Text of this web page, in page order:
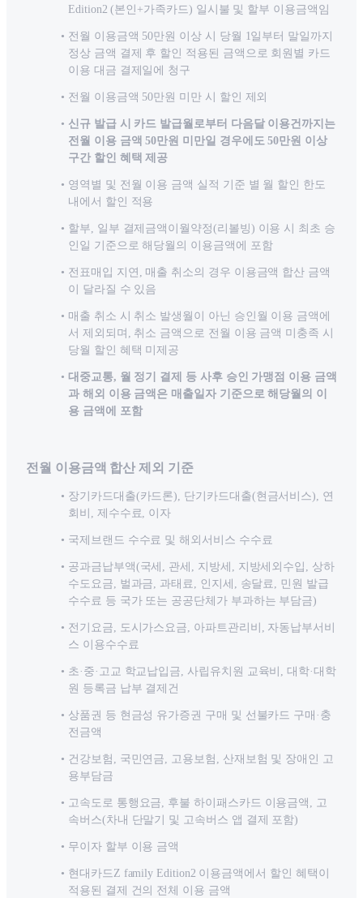
Edition2 (본인+가족카드) 일시불 및 할부 이용금액임
전월 이용금액 50만원 이상 시 당월 1일부터 말일까지
정상 금액 결제 후 할인 적용된 금액으로 회원별 카드
이용 대금 결제일에 청구
전월 이용금액 50만원 미만 시 할인 제외
신규 발급 시 카드 발급월로부터 다음달 이용건까지는
전월 이용 금액 50만원 미만일 경우에도 50만원 이상
구간 할인 혜택 제공
영역별 및 전월 이용 금액 실적 기준 별 월 할인 한도
내에서 할인 적용
할부, 일부 결제금액이월약정(리볼빙) 이용 시 최초 승
인일 기준으로 해당월의 이용금액에 포함
전표매입 지연, 매출 취소의 경우 이용금액 합산 금액
이 달라질 수 있음
매출 취소 시 취소 발생월이 아닌 승인월 이용 금액에
서 제외되며, 취소 금액으로 전월 이용 금액 미충족 시
당월 할인 혜택 미제공
대중교통, 월 정기 결제 등 사후 승인 가맹점 이용 금액
과 해외 이용 금액은 매출일자 기준으로 해당월의 이
용 금액에 포함
전월 이용금액 합산 제외 기준
장기카드대출(카드론), 단기카드대출(현금서비스), 연
회비, 제수수료, 이자
국제브랜드 수수료 및 해외서비스 수수료
공과금납부액(국세, 관세, 지방세, 지방세외수입, 상하
수도요금, 벌과금, 과태료, 인지세, 송달료, 민원 발급
수수료 등 국가 또는 공공단체가 부과하는 부담금)
전기요금, 도시가스요금, 아파트관리비, 자동납부서비
스 이용수수료
초·중·고교 학교납입금, 사립유치원 교육비, 대학·대학
원 등록금 납부 결제건
상품권 등 현금성 유가증권 구매 및 선불카드 구매·충
전금액
건강보험, 국민연금, 고용보험, 산재보험 및 장애인 고
용부담금
고속도로 통행요금, 후불 하이패스카드 이용금액, 고
속버스(차내 단말기 및 고속버스 앱 결제 포함)
무이자 할부 이용 금액
현대카드Z family Edition2 이용금액에서 할인 혜택이
적용된 결제 건의 전체 이용 금액